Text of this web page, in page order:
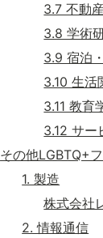
3.7 不動
3.8 学術
3.9 宿泊
3.10 生活
3.11 教育
3.12 サー
その他LGBTQ+
1. 製造
株式会社
2. 情報通信